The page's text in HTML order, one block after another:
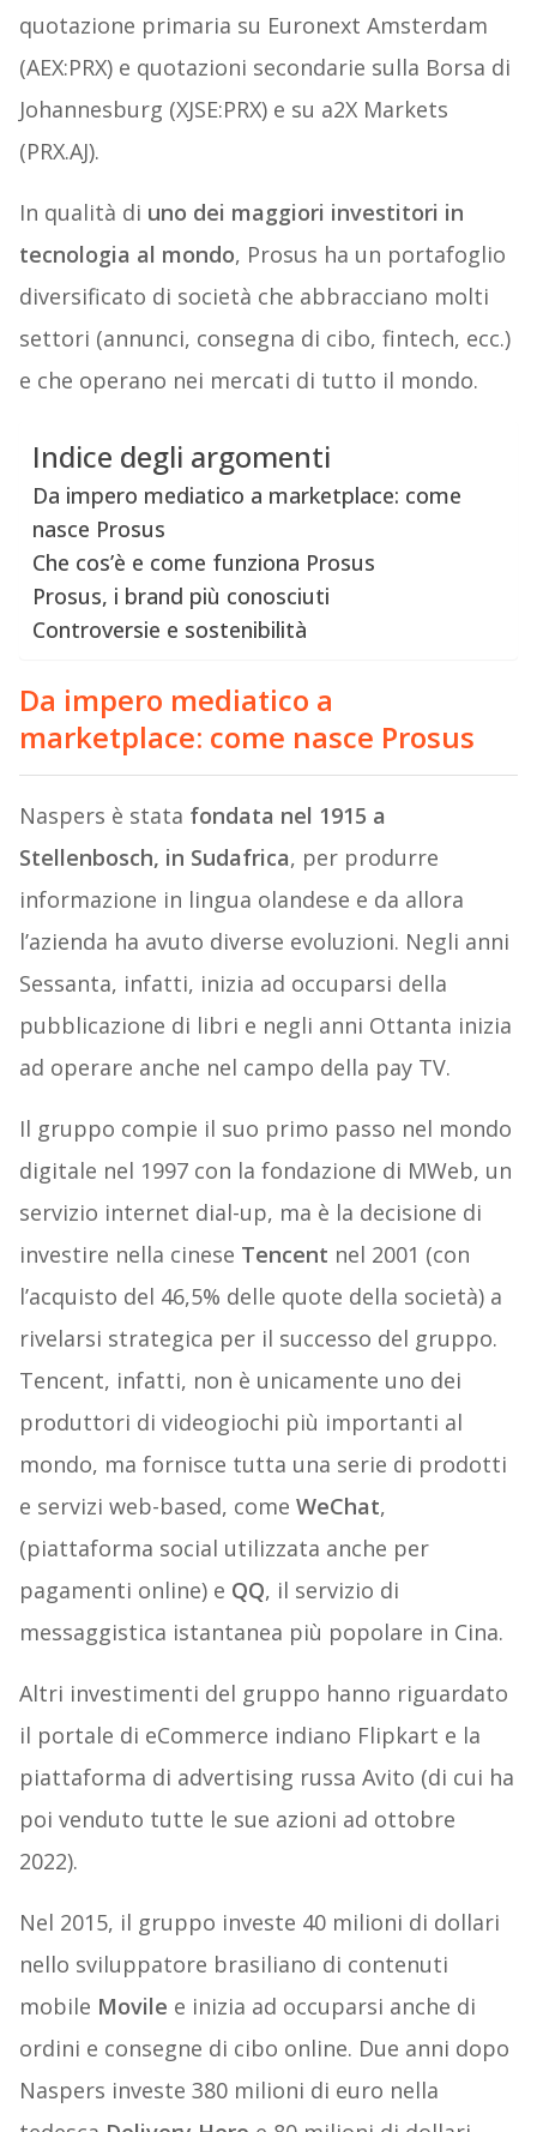
quotazione primaria su Euronext Amsterdam
(AEX:PRX) e quotazioni secondarie sulla Borsa di
Johannesburg (XJSE:PRX) e su a2X Markets
(PRX.AJ).
In qualità di uno dei maggiori investitori in
tecnologia al mondo, Prosus ha un portafoglio
diversificato di società che abbracciano molti
settori (annunci, consegna di cibo, fintech, ecc.)
e che operano nei mercati di tutto il mondo.
Indice degli argomenti
Da impero mediatico a marketplace: come
nasce Prosus
Che cos’è e come funziona Prosus
Prosus, i brand più conosciuti
Controversie e sostenibilità
Da impero mediatico a
marketplace: come nasce Prosus
Naspers è stata fondata nel 1915 a
Stellenbosch, in Sudafrica, per produrre
informazione in lingua olandese e da allora
l’azienda ha avuto diverse evoluzioni. Negli anni
Sessanta, infatti, inizia ad occuparsi della
pubblicazione di libri e negli anni Ottanta inizia
ad operare anche nel campo della pay TV.
Il gruppo compie il suo primo passo nel mondo
digitale nel 1997 con la fondazione di MWeb, un
servizio internet dial-up, ma è la decisione di
investire nella cinese Tencent nel 2001 (con
l’acquisto del 46,5% delle quote della società) a
rivelarsi strategica per il successo del gruppo.
Tencent, infatti, non è unicamente uno dei
produttori di videogiochi più importanti al
mondo, ma fornisce tutta una serie di prodotti
e servizi web-based, come WeChat,
(piattaforma social utilizzata anche per
pagamenti online) e QQ, il servizio di
messaggistica istantanea più popolare in Cina.
Altri investimenti del gruppo hanno riguardato
il portale di eCommerce indiano Flipkart e la
piattaforma di advertising russa Avito (di cui ha
poi venduto tutte le sue azioni ad ottobre
2022).
Nel 2015, il gruppo investe 40 milioni di dollari
nello sviluppatore brasiliano di contenuti
mobile Movile e inizia ad occuparsi anche di
ordini e consegne di cibo online. Due anni dopo
Naspers investe 380 milioni di euro nella